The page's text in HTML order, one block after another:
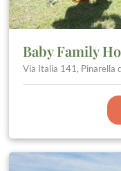
Baby Family
Via Italia 141, Pinarella